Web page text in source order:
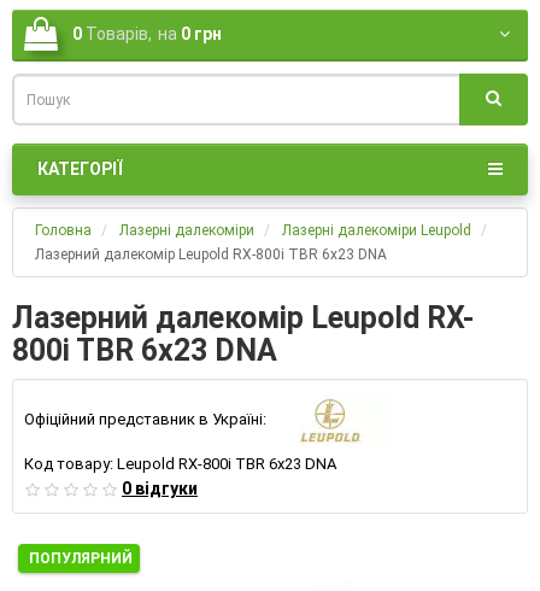
0 Товарів, на 0 грн
КАТЕГОРІЇ
Головна Лазерні далекоміри
Лазерні далекоміри Leupold
Лазерний далекомір Leupold RX-800i TBR 6x23 DNA
Лазерний далекомір Leupold RX-
800i TBR 6x23 DNA
Офіційний представник в Україні:
Код товару: Leupold RX-800i TBR 6x23 DNA
0 відгуки
ПОПУЛЯРНИЙ